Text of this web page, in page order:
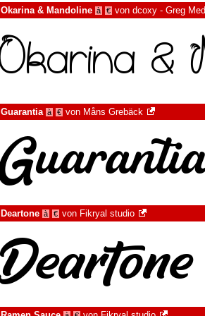
Okarina & Mandoline à € von dcoxy - Greg
Guarantia à € von Måns Grebäck
Deartone à € von Fikryal studio